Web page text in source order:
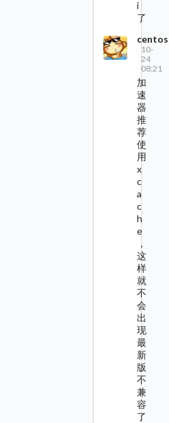
i
了
centos
10-
24
08:21
加
速
器
推
荐
使
用
x
c
a
c
h
e
，
这
样
就
不
会
出
现
最
新
版
不
兼
容
了